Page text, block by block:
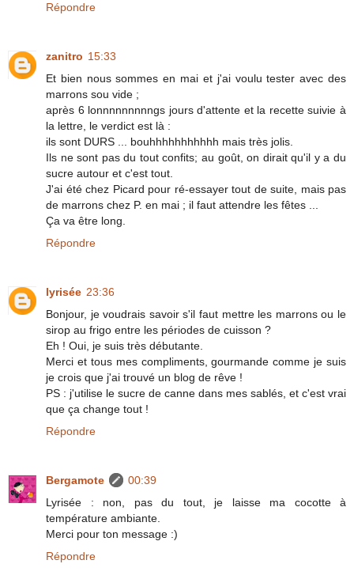
Répondre
zanitro 15:33
Et bien nous sommes en mai et j'ai voulu tester avec des
marrons sou vide ;
après 6 lonnnnnnnnngs jours d'attente et la recette suivie à
la lettre, le verdict est là :
ils sont DURS ... bouhhhhhhhhhhh mais très jolis.
Ils ne sont pas du tout confits; au goût, on dirait qu'il y a du
sucre autour et c'est tout.
J'ai été chez Picard pour ré-essayer tout de suite, mais pas
de marrons chez P. en mai ; il faut attendre les fêtes ...
Ça va être long.
Répondre
lyrisée 23:36
Bonjour, je voudrais savoir s'il faut mettre les marrons ou le
sirop au frigo entre les périodes de cuisson ?
Eh ! Oui, je suis très débutante.
Merci et tous mes compliments, gourmande comme je suis
je crois que j'ai trouvé un blog de rêve !
PS : j'utilise le sucre de canne dans mes sablés, et c'est vrai
que ça change tout !
Répondre
Bergamote
00:39
Lyrisée : non, pas du tout, je laisse ma cocotte à
température ambiante.
Merci pour ton message :)
Répondre